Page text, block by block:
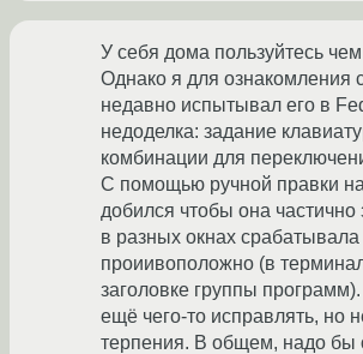
У себя дома пользуйтесь чем
Однако я для ознакомления
недавно испытывал его в
недоделка: задание
комбинации для
С помощью ручной правки
добился чтобы она
в разных окнах срабатывала
проиивоположно (в
заголовке группы
ещё чего-то исправлять, но
терпения. В общем, надо бы